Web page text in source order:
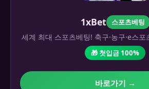
1xBet 스포츠베팅
세계 최대 스포츠베팅! 축구·농구·e스
🎁 첫입금 100%
바로가기 →